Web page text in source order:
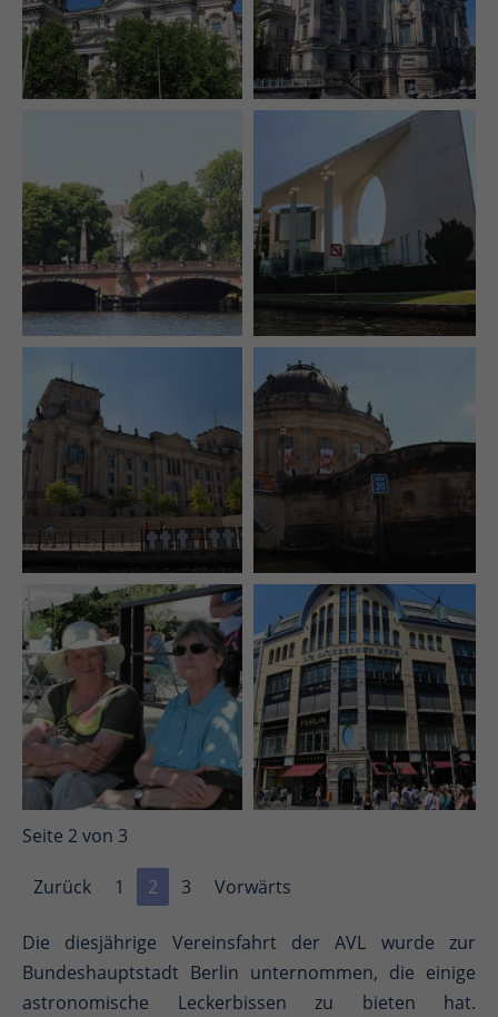
Seite 2 von 3
Zurück 1 2 3 Vorwärts
Die diesjährige Vereinsfahrt der AVL wurde zur
Bundeshauptstadt Berlin unternommen, die einige
astronomische Leckerbissen zu bieten hat.